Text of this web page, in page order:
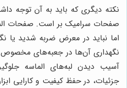
نکته دیگری که باید به آن توجه
صفحات سرامیک بر است. صفحات
اما نباید در معرض ضربه شدید یا
نگهداری آن‌ها در جعبه‌های مخصوص
آسیب دیدن لبه‌های الماسه
جزئیات، در حفظ کیفیت و کارایی